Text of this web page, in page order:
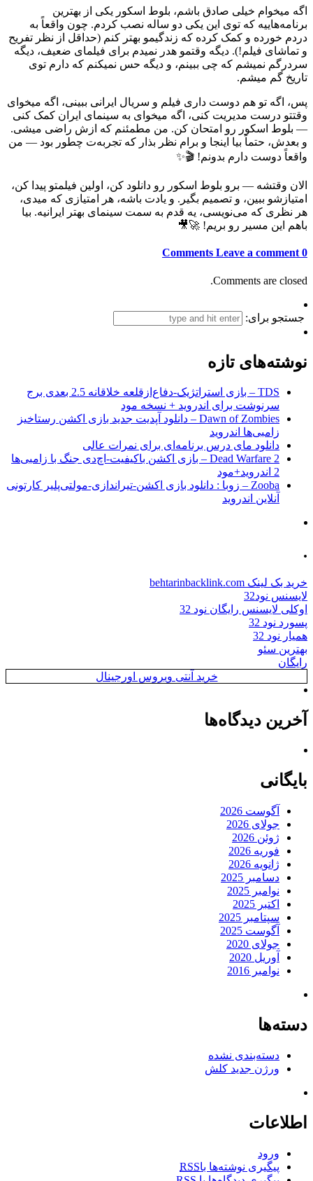
اگه میخوام خیلی صادق باشم، بلوط اسکور یکی از بهترین
برنامه‌هاییه که توی این یکی دو ساله نصب کردم. چون واقعاً به
دردم خورده و کمک کرده که زندگیمو بهتر کنم (حداقل از نظر تفریح
و تماشای فیلم!). دیگه وقتمو هدر نمیدم برای فیلمای ضعیف، دیگه
سردرگم نمیشم که چی ببینم، و دیگه حس نمیکنم که دارم توی
تاریخ گم میشم.
پس، اگه تو هم دوست داری فیلم و سریال ایرانی ببینی، اگه میخوای
وقتتو درست مدیریت کنی، اگه میخوای به سینمای ایران کمک کنی
— بلوط اسکور رو امتحان کن. من مطمئنم که ازش راضی میشی.
و بعدش، حتماً بیا اینجا و برام نظر بذار که تجربه‌ت چطور بود — من
واقعاً دوست دارم بدونم! 🎬✨
الان وقتشه — برو بلوط اسکور رو دانلود کن، اولین فیلمتو پیدا کن،
امتیازشو ببین، و تصمیم بگیر. و یادت باشه، هر امتیازی که میدی،
هر نظری که می‌نویسی، یه قدم به سمت سینمای بهتر ایرانیه. بیا
باهم این مسیر رو بریم! 🚀🎥
0 Comments
Leave a comment
Comments are closed.
جستجو برای:
نوشته‌های تازه
TDS – بازی استراتژیک-دفاع‌از‌قلعه خلاقانه 2.5 بعدی برج
سرنوشت برای اندروید + نسخه مود
Dawn of Zombies – دانلود آپدیت جدید بازی اکشن رستاخیز
زامبی‌ها اندروید
دانلود مای درس برنامه‌ای برای نمرات عالی
Dead Warfare 2 – بازی اکشن باکیفیت-اچ‌دی جنگ با زامبی‌ها
2 اندروید+مود
Zooba – زوبا : دانلود بازی اکشن-تیراندازی-مولتی‌پلیر کارتونی
آنلاین اندروید
.
خرید بک لینک behtarinbacklink.com
لایسنس نود32
اوکلی لایسنس رایگان نود 32
پسورد نود 32
همیار نود 32
بهترین سئو
رایگان
خرید آنتی ویروس اورجینال
آخرین دیدگاه‌ها
بایگانی
آگوست 2026
جولای 2026
ژوئن 2026
فوریه 2026
ژانویه 2026
دسامبر 2025
نوامبر 2025
اکتبر 2025
سپتامبر 2025
آگوست 2025
جولای 2020
آوریل 2020
نوامبر 2016
دسته‌ها
دسته‌بندی نشده
ورژن جدید کلش
اطلاعات
ورود
پیگیری نوشته‌ها باRSS